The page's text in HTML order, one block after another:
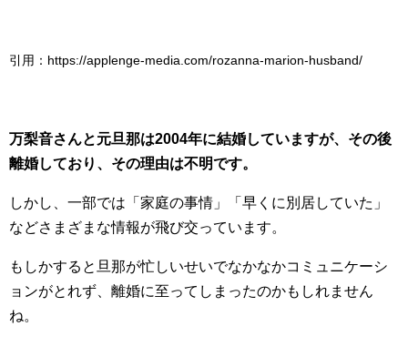
引用：https://applenge-media.com/rozanna-marion-husband/
万梨音さんと元旦那は2004年に結婚していますが、その後
離婚しており、その理由は不明です。
しかし、一部では「家庭の事情」「早くに別居していた」
などさまざまな情報が飛び交っています。
もしかすると旦那が忙しいせいでなかなかコミュニケーシ
ョンがとれず、離婚に至ってしまったのかもしれません
ね。